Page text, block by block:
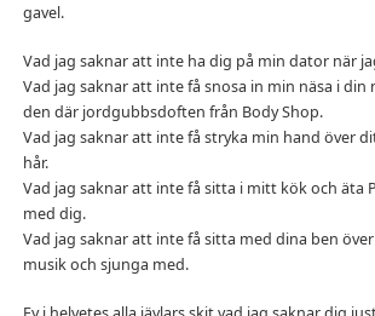
gavel.
Vad jag saknar att inte ha dig på min dator när
Vad jag saknar att inte få snosa in min näsa i din
den där jordgubbsdoften från Body Shop.
Vad jag saknar att inte få stryka min hand över
hår.
Vad jag saknar att inte få sitta i mitt kök och äta
med dig.
Vad jag saknar att inte få sitta med dina ben
musik och sjunga med.